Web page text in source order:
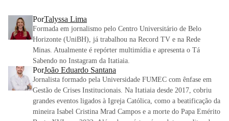
PorTalyssa Lima
Formada em jornalismo pelo Centro Universitário de Belo
Horizonte (UniBH), já trabalhou na Record TV e na Rede
Minas. Atualmente é repórter multimídia e apresenta o Tá
Sabendo no Instagram da Itatiaia.
PorJoão Eduardo Santana
Jornalista formado pela Universidade FUMEC com ênfase em
Gestão de Crises Institucionais. Na Itatiaia desde 2017, cobriu
grandes eventos ligados à Igreja Católica, como a beatificação da
mineira Isabel Cristina Mrad Campos e a morte do Papa Emérito